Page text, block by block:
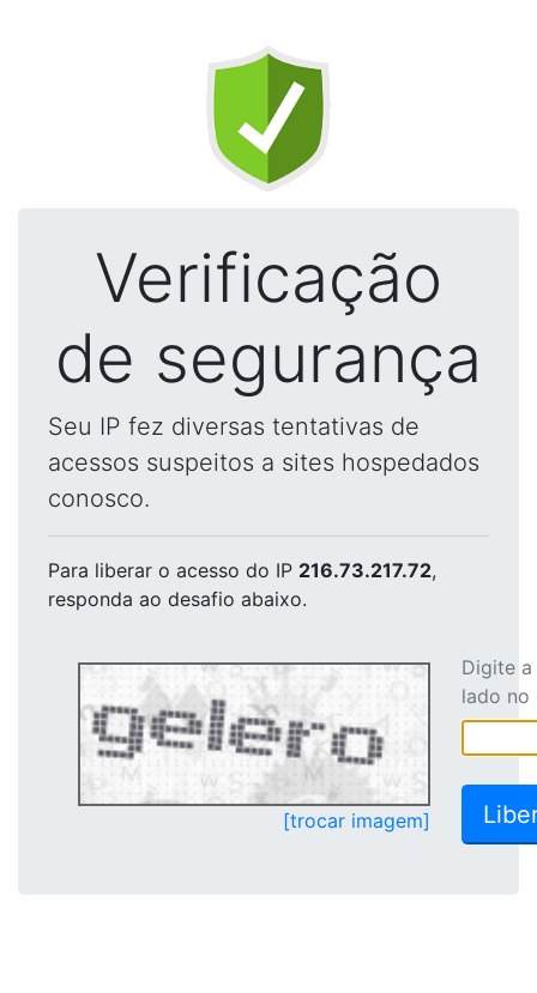
Verificação
de segurança
Seu IP fez diversas tentativas de
acessos suspeitos a sites hospedados
conosco.
Para liberar o acesso do IP 216.73.217.72,
responda ao desafio abaixo.
[trocar imagem]
Digite
lado no